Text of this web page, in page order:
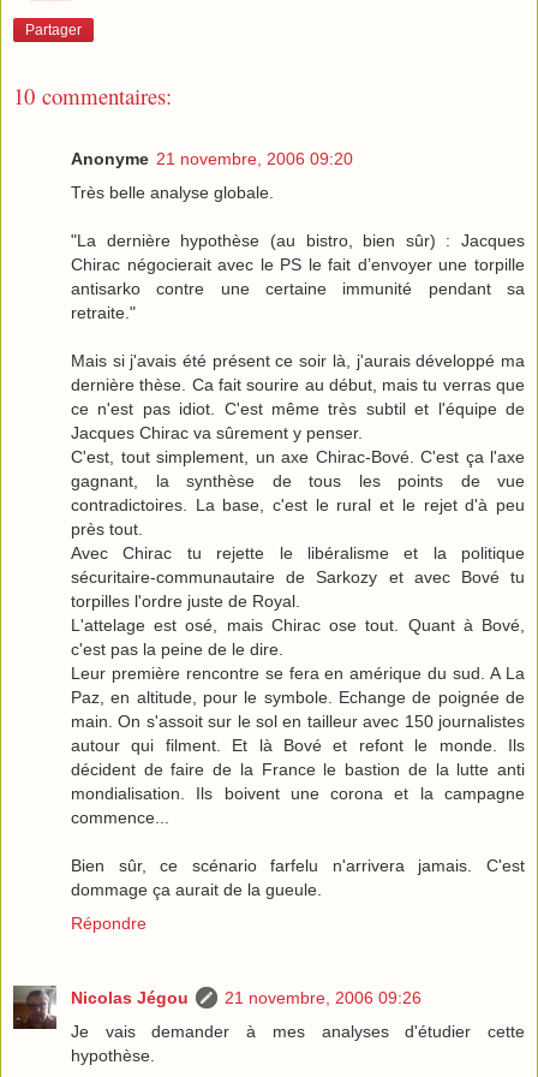
Partager
10 commentaires:
Anonyme 21 novembre, 2006 09:20
Très belle analyse globale.
"La dernière hypothèse (au bistro, bien sûr) : Jacques
Chirac négocierait avec le PS le fait d’envoyer une torpille
antisarko contre une certaine immunité pendant sa
retraite."
Mais si j'avais été présent ce soir là, j'aurais développé ma
dernière thèse. Ca fait sourire au début, mais tu verras que
ce n'est pas idiot. C'est même très subtil et l'équipe de
Jacques Chirac va sûrement y penser.
C'est, tout simplement, un axe Chirac-Bové. C'est ça l'axe
gagnant, la synthèse de tous les points de vue
contradictoires. La base, c'est le rural et le rejet d'à peu
près tout.
Avec Chirac tu rejette le libéralisme et la politique
sécuritaire-communautaire de Sarkozy et avec Bové tu
torpilles l'ordre juste de Royal.
L'attelage est osé, mais Chirac ose tout. Quant à Bové,
c'est pas la peine de le dire.
Leur première rencontre se fera en amérique du sud. A La
Paz, en altitude, pour le symbole. Echange de poignée de
main. On s'assoit sur le sol en tailleur avec 150 journalistes
autour qui filment. Et là Bové et refont le monde. Ils
décident de faire de la France le bastion de la lutte anti
mondialisation. Ils boivent une corona et la campagne
commence...
Bien sûr, ce scénario farfelu n'arrivera jamais. C'est
dommage ça aurait de la gueule.
Répondre
Nicolas Jégou
21 novembre, 2006 09:26
Je vais demander à mes analyses d'étudier cette
hypothèse.